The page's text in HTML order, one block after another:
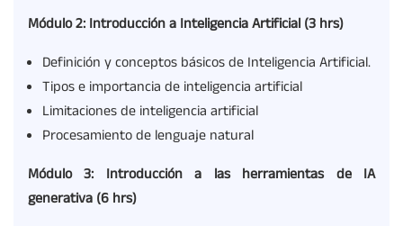
Módulo 2: Introducción a Inteligencia Artificial (3hrs)
Definición y conceptos básicos de Inteligencia Artificial.
Tipos e importancia de inteligencia artificial
Limitaciones de inteligencia artificial
Procesamiento de lenguaje natural
Módulo 3: Introducción a las herramientas de IA
generativa (6hrs)